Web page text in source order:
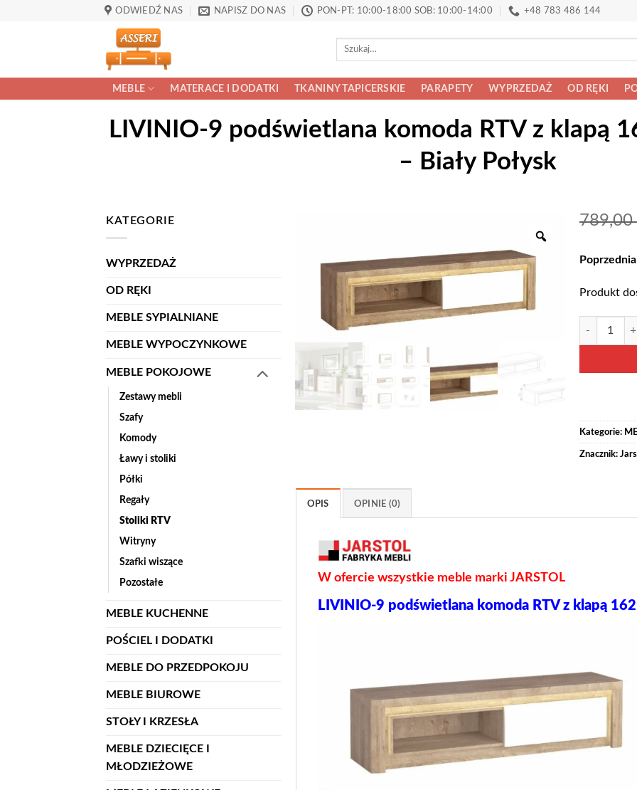
ODWIEDŹ NAS NAPISZ DO NAS PON-PT: 10:00-18:00 SOB: 10:00-14:00 +48 783 486 144
Szukaj:
MEBLE MATERACE I DODATKI TKANINY TAPICERSKIE PARAPETY WYPRZEDAŻ OD RĘKI
LIVINIO-9 podświetlana komoda RTV z klapą
– Biały Połysk
KATEGORIE
WYPRZEDAŻ
OD RĘKI
MEBLE SYPIALNIANE
MEBLE WYPOCZYNKOWE
MEBLE POKOJOWE
Zestawy mebli
Szafy
Komody
Ławy i stoliki
Półki
Regały
Stoliki RTV
Witryny
Szafki wiszące
Pozostałe
MEBLE KUCHENNE
POŚCIEL I DODATKI
MEBLE DO PRZEDPOKOJU
MEBLE BIUROWE
STOŁY I KRZESŁA
MEBLE DZIECIĘCE I
MŁODZIEŻOWE
789,00
Produkt
ilość
Alternative:
Kategorie:
Znacznik:
OPIS OPINIE (0)
W ofercie wszystkie meble marki JARSTOL
LIVINIO-9 podświetlana komoda RTV z klapą